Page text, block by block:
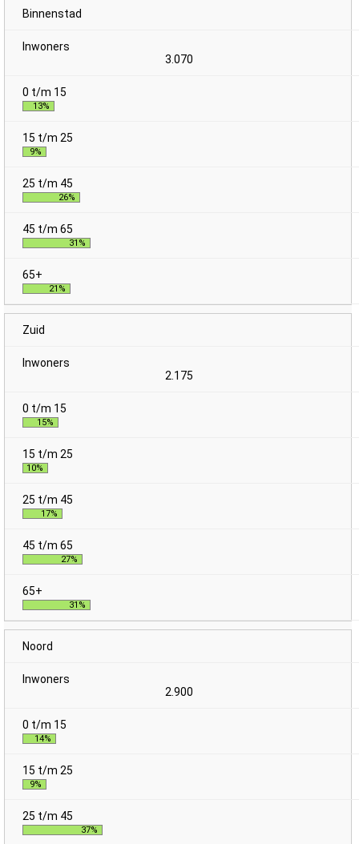
Binnenstad
3.070
13%
9%
26%
31%
21%
Zuid
2.175
15%
10%
17%
27%
31%
Noord
2.900
14%
9%
37%